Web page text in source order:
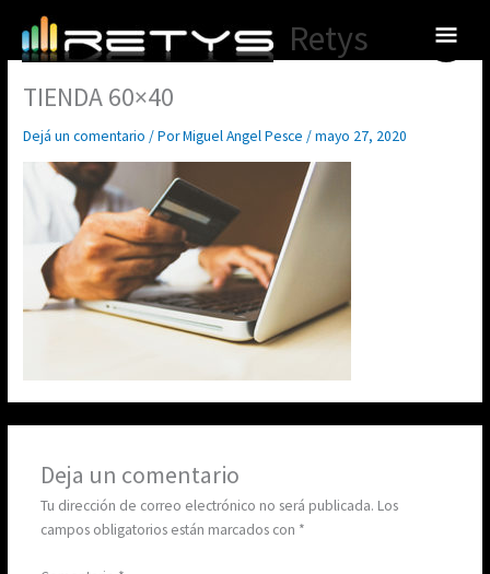
contenido
Retys
TIENDA 60×40
Dejá un comentario / PorMiguel Angel Pesce/mayo 27, 2020
Deja un comentario
Tu dirección de correo electrónico no será publicada. Los
campos obligatorios están marcados con *